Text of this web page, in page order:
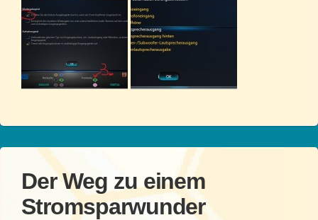
Der Weg zu einem
Stromsparwunder